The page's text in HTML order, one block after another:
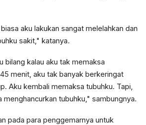
aku lakukan sangat melelahkan dan
sakit," katanya.
bilang kalau aku tak memaksa
menit, aku tak banyak berkeringat
Aku kembali memaksa tubuhku. Tapi,
menghancurkan tubuhku," sambungnya.
pada para penggemarnya untuk